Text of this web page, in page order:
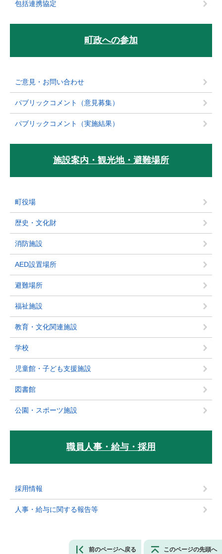
包括連携協定
町政への参加
ご意見・お問い合わせ
パブリックコメント（意見募集）
パブリックコメント（実施結果）
施設案内・観光地・避難場所
町役場
歴史・文化財
消防施設
AED設置場所
避難場所
福祉施設
教育・文化関連施設
学校
児童館・子ども支援施設
図書館
公園・スポーツ施設
職員人事・給与・採用
採用情報
人事・給与に関する報告等
前のページへ戻る このページの先頭へ